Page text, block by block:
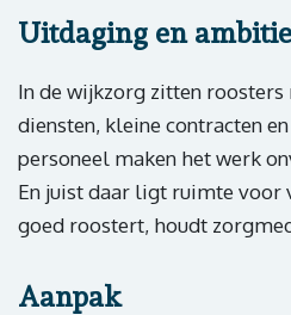
Uitdaging en ambitie
In de wijkzorg zitten roosters
diensten, kleine contracten
personeel maken het werk
En juist daar ligt ruimte voor
goed roostert, houdt
Aanpak